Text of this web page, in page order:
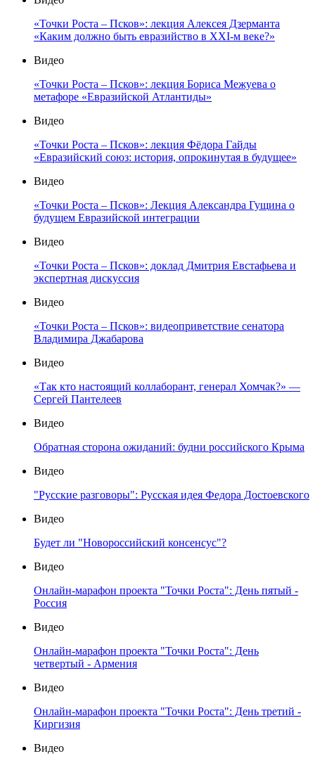
«Точки Роста – Псков»: лекция Алексея Дзерманта
«Каким должно быть евразийство в XXI-м веке?»
Видео
«Точки Роста – Псков»: лекция Бориса Межуева о
метафоре «Евразийской Атлантиды»
Видео
«Точки Роста – Псков»: лекция Фёдора Гайды
«Евразийский союз: история, опрокинутая в будущее»
Видео
«Точки Роста – Псков»: Лекция Александра Гущина о
будущем Евразийской интеграции
Видео
«Точки Роста – Псков»: доклад Дмитрия Евстафьева и
экспертная дискуссия
Видео
«Точки Роста – Псков»: видеоприветствие сенатора
Владимира Джабарова
Видео
«Так кто настоящий коллаборант, генерал Хомчак?» —
Сергей Пантелеев
Видео
Обратная сторона ожиданий: будни российского Крыма
Видео
"Русские разговоры": Русская идея Федора Достоевского
Видео
Будет ли "Новороссийский консенсус"?
Видео
Онлайн-марафон проекта "Точки Роста": День пятый -
Россия
Видео
Онлайн-марафон проекта "Точки Роста": День
четвертый - Армения
Видео
Онлайн-марафон проекта "Точки Роста": День третий -
Киргизия
Видео